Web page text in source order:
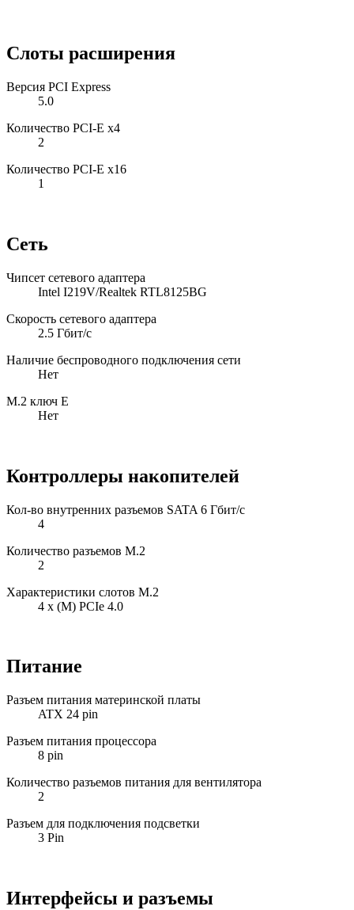
Слоты расширения
Версия PCI Express
5.0
Количество PCI-E x4
2
Количество PCI-E x16
1
Сеть
Чипсет сетевого адаптера
Intel I219V/Realtek RTL8125BG
Скорость сетевого адаптера
2.5 Гбит/с
Наличие беспроводного подключения сети
Нет
M.2 ключ E
Нет
Контроллеры накопителей
Кол-во внутренних разъемов SATA 6 Гбит/с
4
Количество разъемов M.2
2
Характеристики слотов M.2
4 x (М) PCIe 4.0
Питание
Разъем питания материнской платы
ATX 24 pin
Разъем питания процессора
8 pin
Количество разъемов питания для вентилятора
2
Разъем для подключения подсветки
3 Pin
Интерфейсы и разъемы